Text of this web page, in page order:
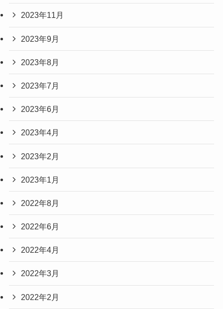
2023年11月
2023年9月
2023年8月
2023年7月
2023年6月
2023年4月
2023年2月
2023年1月
2022年8月
2022年6月
2022年4月
2022年3月
2022年2月